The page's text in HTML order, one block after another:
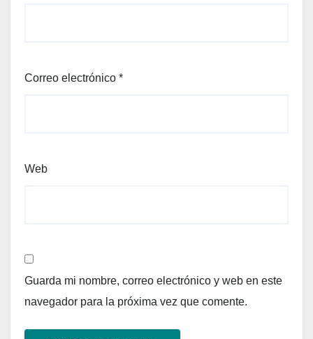
Correo electrónico *
Web
Guarda mi nombre, correo electrónico y web en este
navegador para la próxima vez que comente.